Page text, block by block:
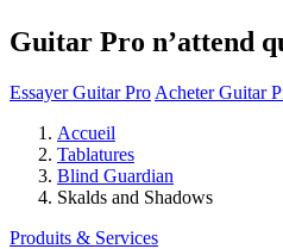
Guitar Pro n’attend
Essayer Guitar Pro Acheter Guitar
Accueil
Tablatures
Blind Guardian
Skalds and Shadows
Produits & Services